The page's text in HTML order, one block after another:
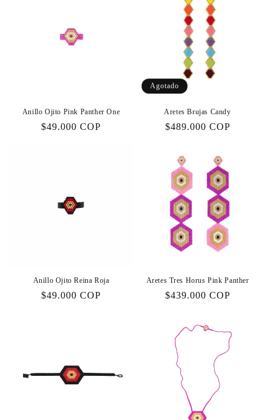
Anillo Ojito Pink Panther One
Precio
$49.000 COP
Agotado
Aretes Brujas Candy
Precio
$489.000 COP
Anillo Ojito Reina Roja
Precio
$49.000 COP
Aretes Tres Horus Pink Panther
Precio
$439.000 COP